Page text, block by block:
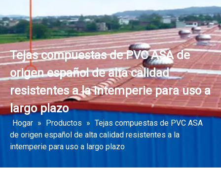
Tejas compuestas de PVC ASA de
origen español de alta calidad
resistentes a la intemperie para uso a
largo plazo
Hogar » Productos » Tejas compuestas de PVC ASA
de origen español de alta calidad resistentes a la
intemperie para uso a largo plazo